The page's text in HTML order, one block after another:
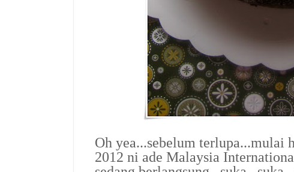
Oh yea...sebelum terlupa...mulai
2012 ni ade Malaysia